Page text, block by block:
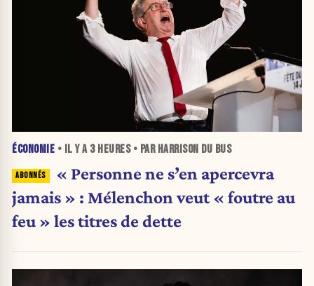
ÉCONOMIE • IL Y A 3 HEURES• PAR HARRISON DU BUS
« Personne ne s’en apercevra
jamais » : Mélenchon veut « foutre au
feu » les titres de dette